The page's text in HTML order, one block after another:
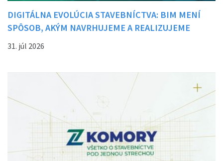
DIGITÁLNA EVOLÚCIA STAVEBNÍCTVA: BIM MENÍ
SPÔSOB, AKÝM NAVRHUJEME A REALIZUJEME
STAVBY
31. júl 2026